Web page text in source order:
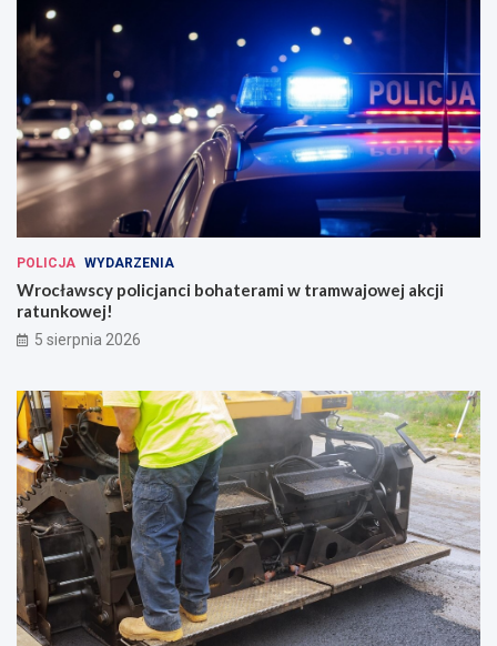
POLICJA WYDARZENIA
Wrocławscy policjanci bohaterami w tramwajowej akcji
ratunkowej!
5 sierpnia 2026